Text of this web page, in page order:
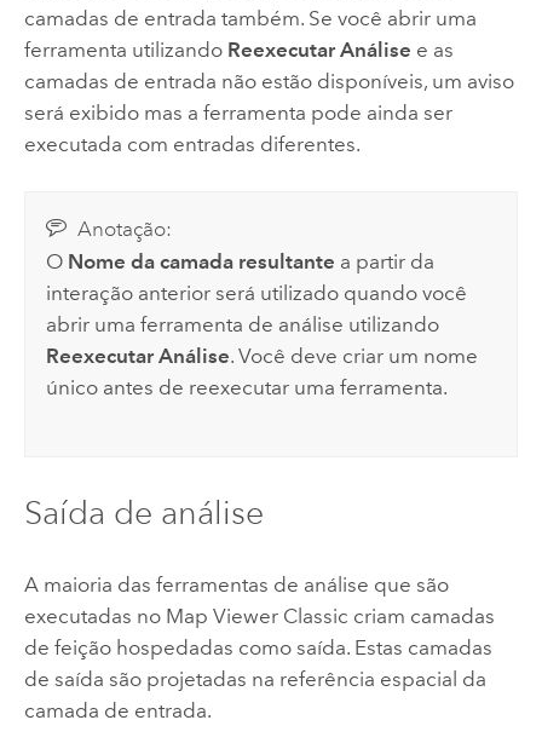
camadas de entrada também. Se você abrir uma
ferramenta utilizando Reexecutar Análise e as
camadas de entrada não estão disponíveis, um aviso
será exibido mas a ferramenta pode ainda ser
executada com entradas diferentes.
Anotação:
O Nome da camada resultante a partir da
interação anterior será utilizado quando você
abrir uma ferramenta de análise utilizando
Reexecutar Análise. Você deve criar um nome
único antes de reexecutar uma ferramenta.
Saída de análise
A maioria das ferramentas de análise que são
executadas no Map Viewer Classic criam camadas
de feição hospedadas como saída. Estas camadas
de saída são projetadas na referência espacial da
camada de entrada.